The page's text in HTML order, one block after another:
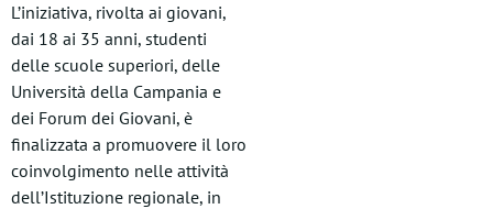
L’iniziativa, rivolta ai giovani,
dai 18 ai 35 anni, studenti
delle scuole superiori, delle
Università della Campania e
dei Forum dei Giovani, è
finalizzata a promuovere il loro
coinvolgimento nelle attività
dell’Istituzione regionale, in